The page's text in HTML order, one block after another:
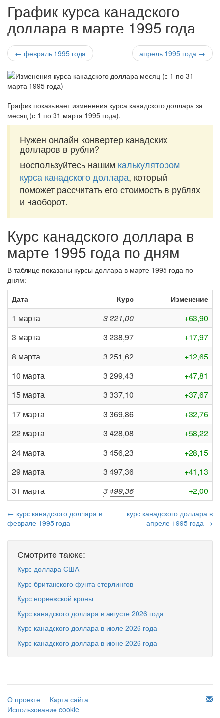
График курса канадского
доллара в марте 1995 года
← февраль 1995 года апрель 1995 года →
График показывает изменения курса канадского доллара за
месяц (с 1 по 31 марта 1995 года).
Нужен онлайн конвертер канадских
долларов в рубли?
Воспользуйтесь нашим калькулятором
курса канадского доллара, который
поможет рассчитать его стоимость в рублях
и наоборот.
Курс канадского доллара в
марте 1995 года по дням
В таблице показаны курсы доллара в марте 1995 года по
дням:
Дата
Курс Изменение
1 марта 3 221,00
+63,90
3 марта
3 238,97
+17,97
8 марта
3 251,62
+12,65
10 марта
3 299,43
+47,81
15 марта
3 337,10
+37,67
17 марта
3 369,86
+32,76
22 марта
3 428,08
+58,22
24 марта
3 456,23
+28,15
29 марта
3 497,36
+41,13
31 марта
3 499,36 +2,00
← курс канадского доллара в
феврале 1995 года
курс канадского доллара в
апреле 1995 года →
Смотрите также:
Курс доллара США
Курс британского фунта стерлингов
Курс норвежской кроны
Курс канадского доллара в августе 2026 года
Курс канадского доллара в июле 2026 года
Курс канадского доллара в июне 2026 года
О проекте
Карта сайта
Использование cookie